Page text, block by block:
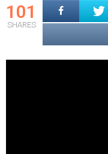
101
SHARES